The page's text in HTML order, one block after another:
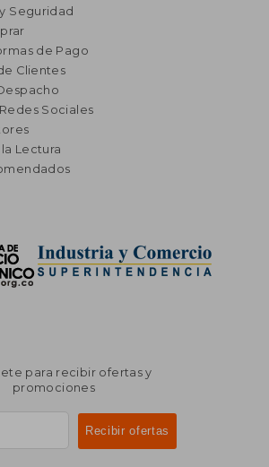
Seguridad
de Pago
Clientes
Sociales
Lectura
para recibir ofertas y
promociones